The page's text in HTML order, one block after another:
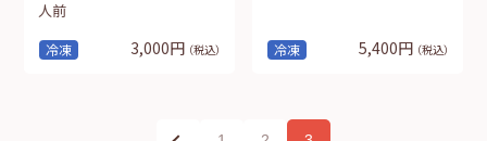
冷凍
人前
3,000円 （税込） 冷凍 5,400円 （税込）